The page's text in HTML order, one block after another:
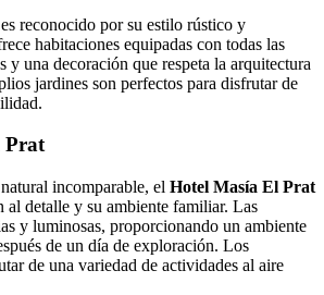
es reconocido por su estilo rústico y
habitaciones equipadas con todas las
y una decoración que respeta la arquitectura
jardines son perfectos para disfrutar de
Prat
incomparable, el Hotel Masía El Prat
al detalle y su ambiente familiar. Las
y luminosas, proporcionando un ambiente
de un día de exploración. Los
de una variedad de actividades al aire